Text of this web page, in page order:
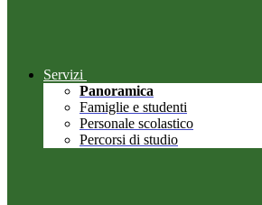
Servizi
Panoramica
Famiglie e studenti
Personale scolastico
Percorsi di studio